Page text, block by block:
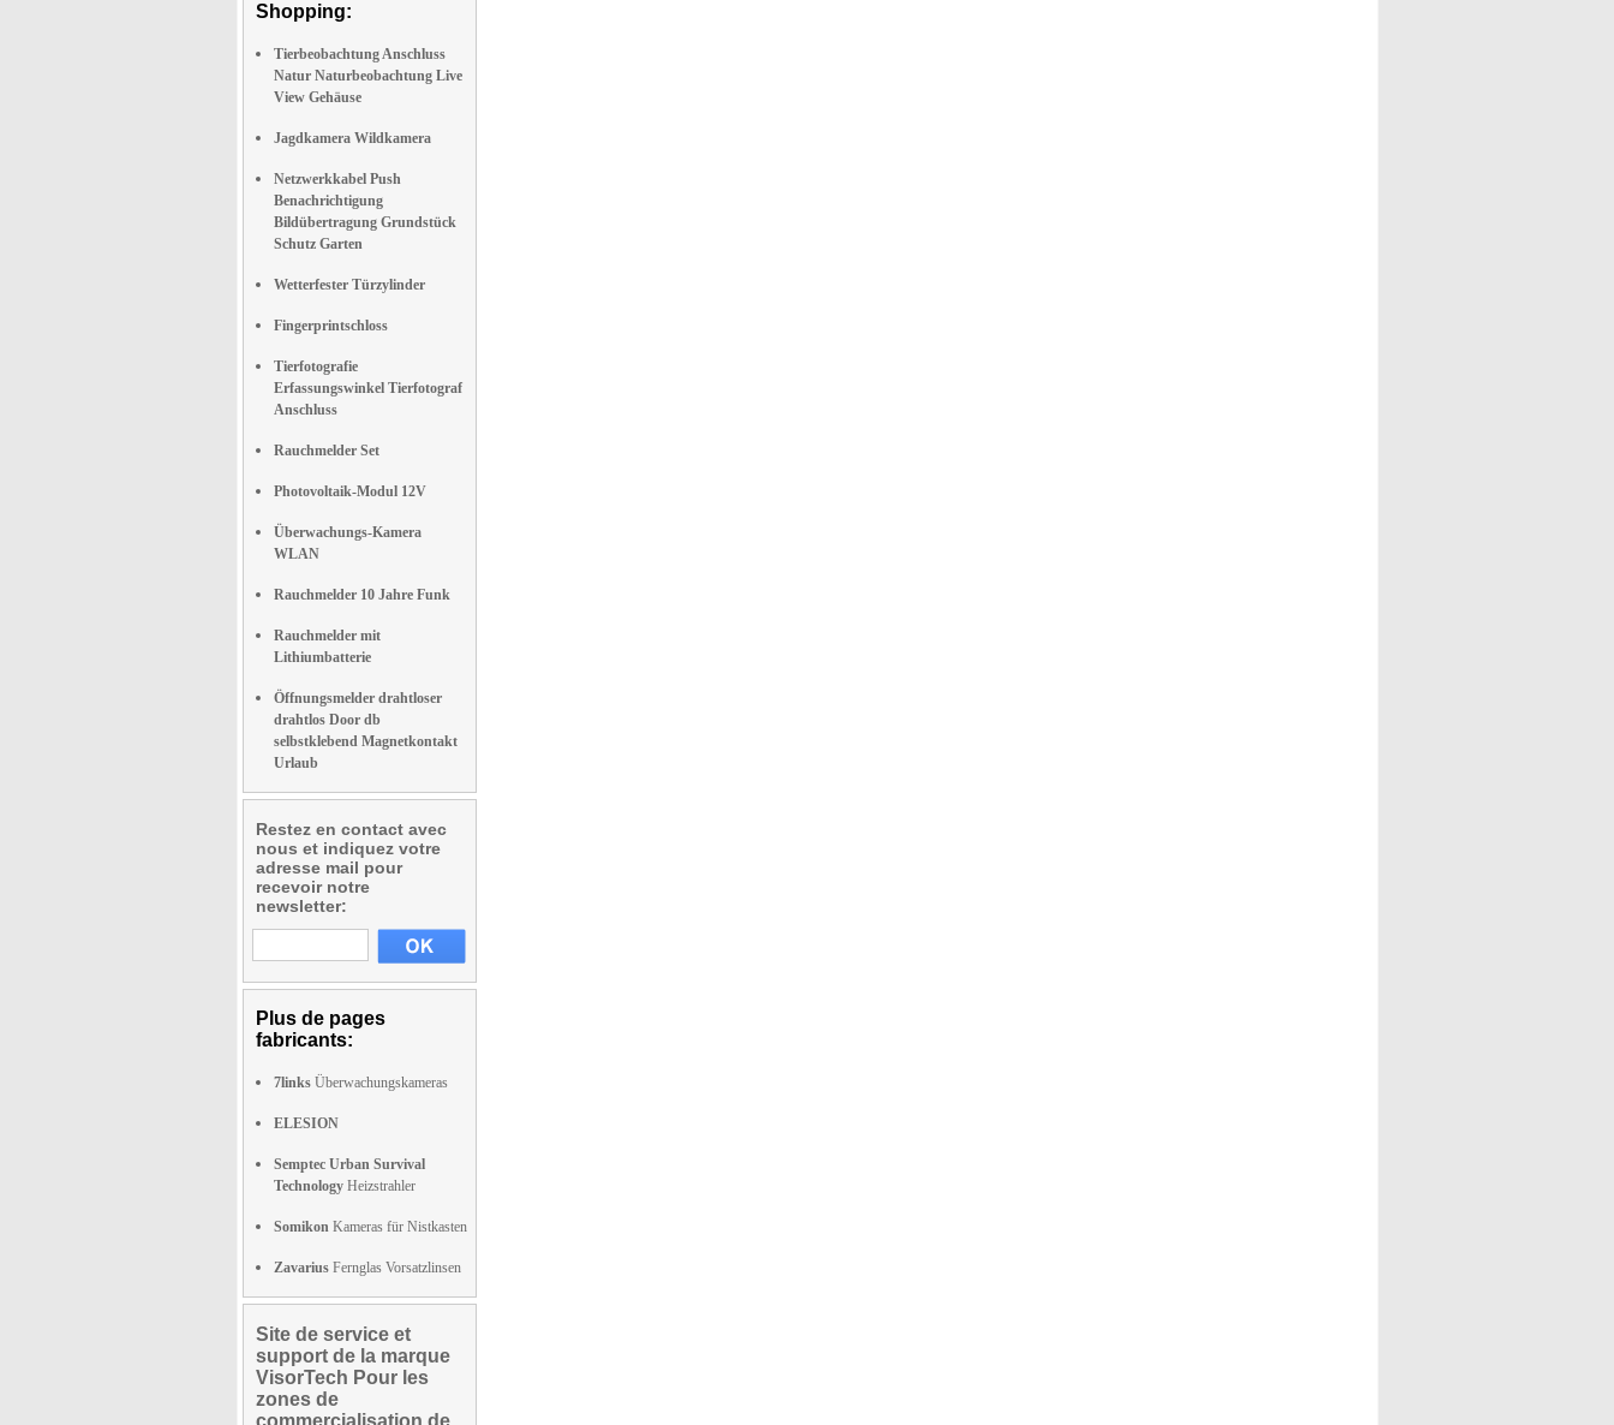
Shopping:
Tierbeobachtung Anschluss
Natur Naturbeobachtung Live
View Gehäuse
Jagdkamera Wildkamera
Netzwerkkabel Push
Benachrichtigung
Bildübertragung Grundstück
Schutz Garten
Wetterfester Türzylinder
Fingerprintschloss
Tierfotografie
Erfassungswinkel Tierfotograf
Anschluss
Rauchmelder Set
Photovoltaik-Modul 12V
Überwachungs-Kamera
WLAN
Rauchmelder 10 Jahre Funk
Rauchmelder mit
Lithiumbatterie
Öffnungsmelder drahtloser
drahtlos Door db
selbstklebend Magnetkontakt
Urlaub
Restez en contact avec
nous et indiquez votre
adresse mail pour
recevoir notre
newsletter:
Plus de pages
fabricants:
7links Überwachungskameras
ELESION
Semptec Urban Survival
Technology Heizstrahler
Somikon Kameras für Nistkasten
Zavarius Fernglas Vorsatzlinsen
Site de service et
support de la marque
VisorTech Pour les
zones de
commercialisation de